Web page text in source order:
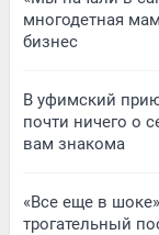
многодетная
бизнес
В уфимский
почти ничего о
вам знакома
«Все еще в
трогательный